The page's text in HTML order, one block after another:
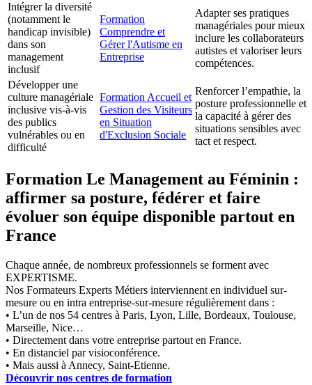
Intégrer la diversité
(notamment le
handicap invisible)
dans son
management
inclusif
Formation
Comprendre et
Gérer l'Autisme en
Entreprise
Adapter ses pratiques
managériales pour mieux
inclure les collaborateurs
autistes et valoriser leurs
compétences.
Développer une
culture managériale
inclusive vis-à-vis
des publics
vulnérables ou en
difficulté
Formation Accueil et
Gestion des Visiteurs
en Situation
d'Exclusion Sociale
Renforcer l’empathie, la
posture professionnelle et
la capacité à gérer des
situations sensibles avec
tact et respect.
Formation Le Management au Féminin :
affirmer sa posture, fédérer et faire
évoluer son équipe disponible partout en
France
Chaque année, de nombreux professionnels se forment avec
EXPERTISME.
Nos Formateurs Experts Métiers interviennent en individuel sur-
mesure ou en intra entreprise-sur-mesure régulièrement dans :
• L’un de nos 54 centres à Paris, Lyon, Lille, Bordeaux, Toulouse,
Marseille, Nice…
• Directement dans votre entreprise partout en France.
• En distanciel par visioconférence.
• Mais aussi à Annecy, Saint-Etienne.
Découvrir nos centres de formation